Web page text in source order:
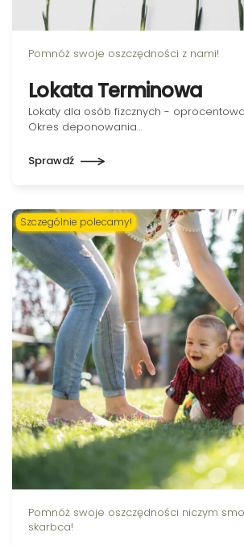
Pomnóż swoje oszczędności z nami!
Lokata Terminowa
Lokaty dla osób fizcznych -
Okres deponowania…
Sprawdź
Pomnóż swoje oszczędności niczym
skarbca!